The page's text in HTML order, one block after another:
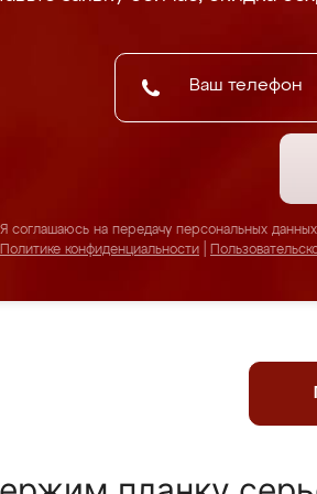
Я соглашаюсь на передачу персональных
Политике конфиденциальности